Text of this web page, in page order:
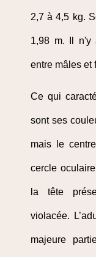
2,7 à 4,5 kg.
1,98 m. Il n'y
entre mâles et
Ce qui
sont ses
mais le
cercle
la tête
violacée.
majeure